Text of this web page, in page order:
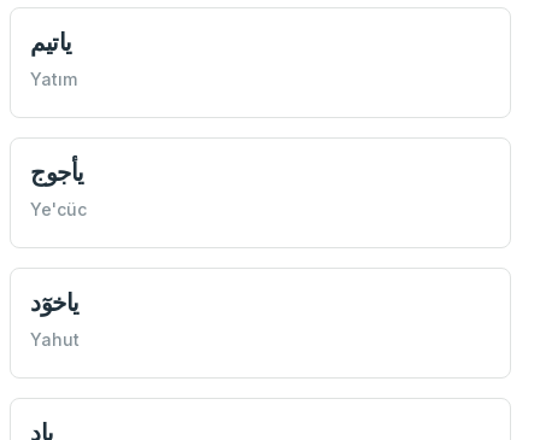
ياتيم
Yatım
يأجوج
Ye'cüc
ياخوٓد
Yahut
ياد